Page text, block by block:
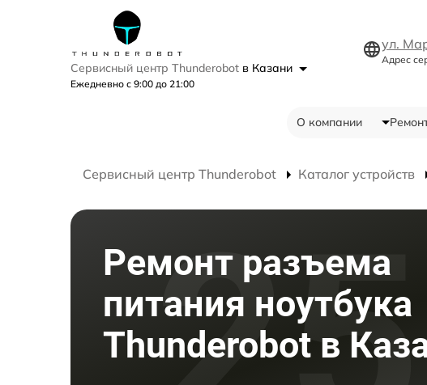
Сервисный центр Thunderobot в Казани
Ежедневно с 9:00 до 21:00
ул.
Адрес
О компании
Сервисный центр Thunderobot Каталог устройств
Ремонт разъема
питания ноутбука
Thunderobot в